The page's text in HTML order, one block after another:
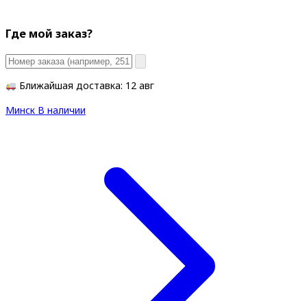
Где мой заказ?
Ближайшая доставка: 12 авг
Минск В наличии